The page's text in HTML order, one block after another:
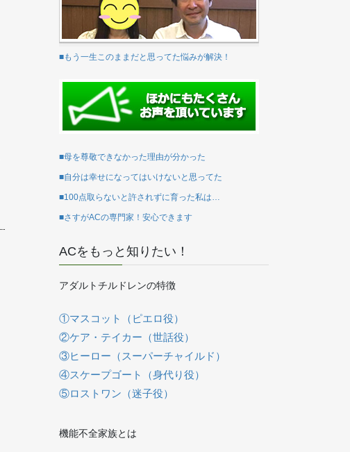
■もう一生このままだと思ってた悩みが解決！
■母を尊敬できなかった理由が分かった
■自分は幸せになってはいけないと思ってた
■100点取らないと許されずに育った私は…
■さすがACの専門家！安心できます
ACをもっと知りたい！
アダルトチルドレンの特徴
①マスコット（ピエロ役）
②ケア・テイカー（世話役）
③ヒーロー（スーパーチャイルド）
④スケープゴート（身代り役）
⑤ロストワン（迷子役）
機能不全家族とは